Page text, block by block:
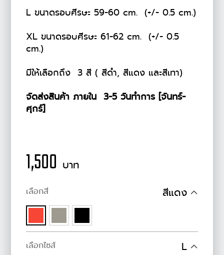
L ขนาดรอบศีรษะ 59-60 cm. (+/- 0.5 cm.)
XL ขนาดรอบศีรษะ 61-62 cm. (+/- 0.5
cm.)
มีให้เลือกถึง 3 สี ( สีดำ, สีแดง และสีเทา)
จัดส่งสินค้า ภายใน 3-5 วันทำการ [จันทร์-
ศุกร์]
1,500 บาท
เลือกสี สีแดง
เลือกไซส์
L